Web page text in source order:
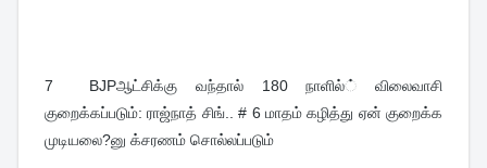
7 BJPஆட்சிக்கு வந்தால் 180 நாளில்் விலைவாசி
குறைக்கப்படும்: ராஜ்நாத் சிங்.. # 6 மாதம் கழித்து ஏன் குறைக்க
முடியலை?னு க்சரணம் சொல்லப்படும்